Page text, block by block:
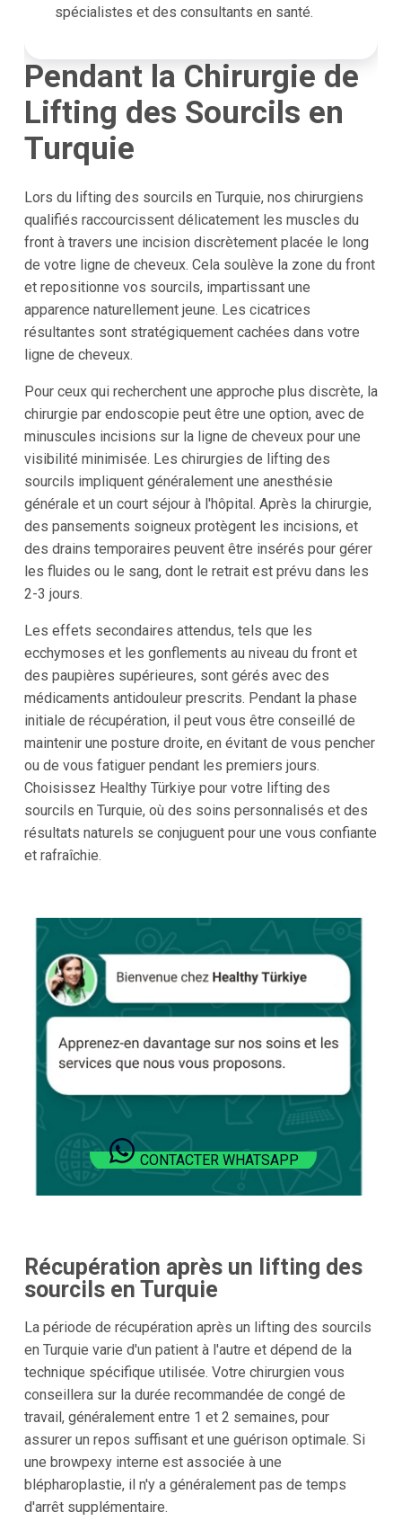
spécialistes et des consultants en santé.
Pendant la Chirurgie de
Lifting des Sourcils en
Turquie
Lors du lifting des sourcils en Turquie, nos chirurgiens
qualifiés raccourcissent délicatement les muscles du
front à travers une incision discrètement placée le long
de votre ligne de cheveux. Cela soulève la zone du front
et repositionne vos sourcils, impartissant une
apparence naturellement jeune. Les cicatrices
résultantes sont stratégiquement cachées dans votre
ligne de cheveux.
Pour ceux qui recherchent une approche plus discrète, la
chirurgie par endoscopie peut être une option, avec de
minuscules incisions sur la ligne de cheveux pour une
visibilité minimisée. Les chirurgies de lifting des
sourcils impliquent généralement une anesthésie
générale et un court séjour à l'hôpital. Après la chirurgie,
des pansements soigneux protègent les incisions, et
des drains temporaires peuvent être insérés pour gérer
les fluides ou le sang, dont le retrait est prévu dans les
2-3 jours.
Les effets secondaires attendus, tels que les
ecchymoses et les gonflements au niveau du front et
des paupières supérieures, sont gérés avec des
médicaments antidouleur prescrits. Pendant la phase
initiale de récupération, il peut vous être conseillé de
maintenir une posture droite, en évitant de vous pencher
ou de vous fatiguer pendant les premiers jours.
Choisissez Healthy Türkiye pour votre lifting des
sourcils en Turquie, où des soins personnalisés et des
résultats naturels se conjuguent pour une vous confiante
et rafraîchie.
CONTACTER WHATSAPP
Récupération après un lifting des
sourcils en Turquie
La période de récupération après un lifting des sourcils
en Turquie varie d'un patient à l'autre et dépend de la
technique spécifique utilisée. Votre chirurgien vous
conseillera sur la durée recommandée de congé de
travail, généralement entre 1 et 2 semaines, pour
assurer un repos suffisant et une guérison optimale. Si
une browpexy interne est associée à une
blépharoplastie, il n'y a généralement pas de temps
d'arrêt supplémentaire.